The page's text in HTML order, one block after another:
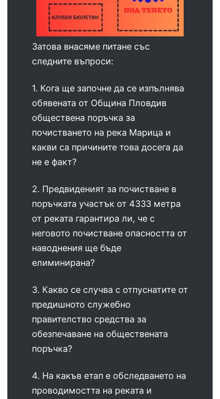
Затова внасяме питане със
следните въпроси:
1. Кога ще започне да се изпълнява
обявената от Община Пловдив
обществена поръчка за
почистването на река Марица и
какви са причините това досега да
не е факт?
2. Предвиденият за почистване в
поръчката участък от 4333 метра
от реката гарантира ли, че с
неговото почистване опасността от
наводнения ще бъде
елиминирана?
3. Какво се случва с отпуснатите от
предишното служебно
правителство средства за
обезпечаване на обществената
поръчка?
4. На какъв етап е обследването на
проводимостта на реката и